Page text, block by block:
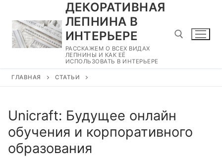
содержимому
ДЕКОРАТИВНАЯ
ЛЕПНИНА В
ИНТЕРЬЕРЕ
РАССКАЖЕМ О ВСЕХ ВИДАХ
ЛЕПНИНЫ И КАК ЕЁ
ИСПОЛЬЗОВАТЬ В ИНТЕРЬЕРЕ
ГЛАВНАЯ СТАТЬИ
Unicraft: Будущее онлайн
обучения и корпоративного
образования